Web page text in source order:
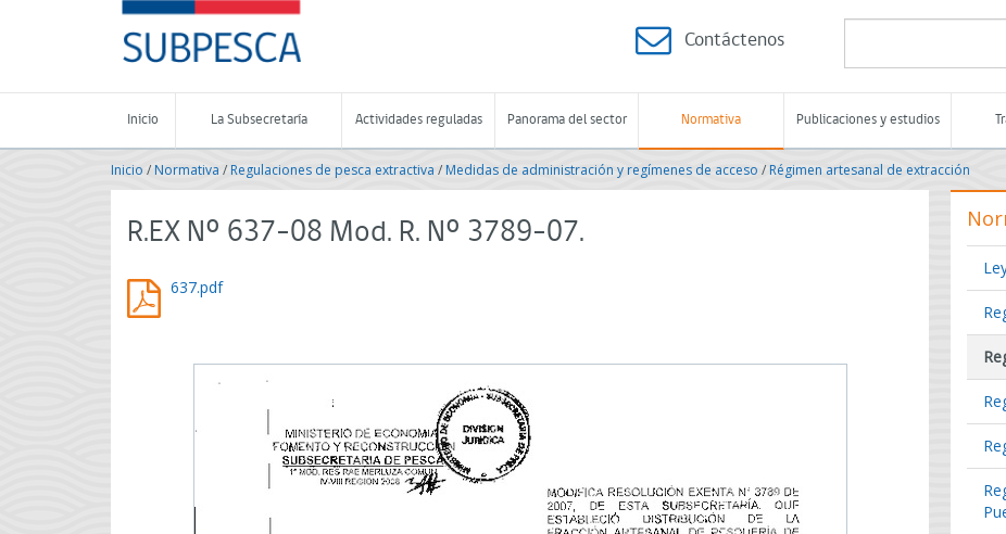
-
Subsecretaría
de
Pesca
Acuicultura
-
de
Chile
Contáctenos
Inicio La Subsecretaría Actividades reguladas Panorama del sector Normativa Publicaciones y estudios
Inicio /Normativa / Regulaciones de pesca extractiva /Medidas de administración y regímenes de acceso / Régimen artesanal de extracción
R.EX Nº 637-08 Mod. R. Nº 3789-07.
637.pdf